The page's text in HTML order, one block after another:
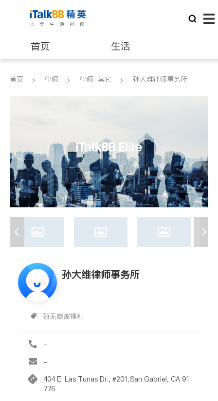
首页 生活
医生 律师
养老 非盈利组织
首页 律师 律师-其它 孙大维律师事务所
孙大维律师事务所
暂无商家福利
-
-
404 E. Las Tunas Dr., #201,San Gabriel, CA 91
776